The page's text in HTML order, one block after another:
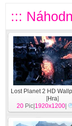
:::
Lost Planet 2 HD
[Hra]
20 Pic| 1920x1200